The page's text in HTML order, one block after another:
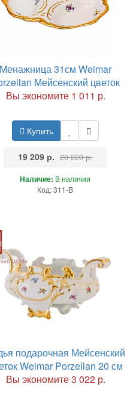
Менажница 31см Weimar
Мейсенский цветок
Вы экономите 1 011 р.
Купить
19 209 р. 20 220 р.
Наличие: В наличии
Код: 311-B
цены
подарочная Мейсенский
Weimar Porzellan 20 см
Вы экономите 3 022 р.